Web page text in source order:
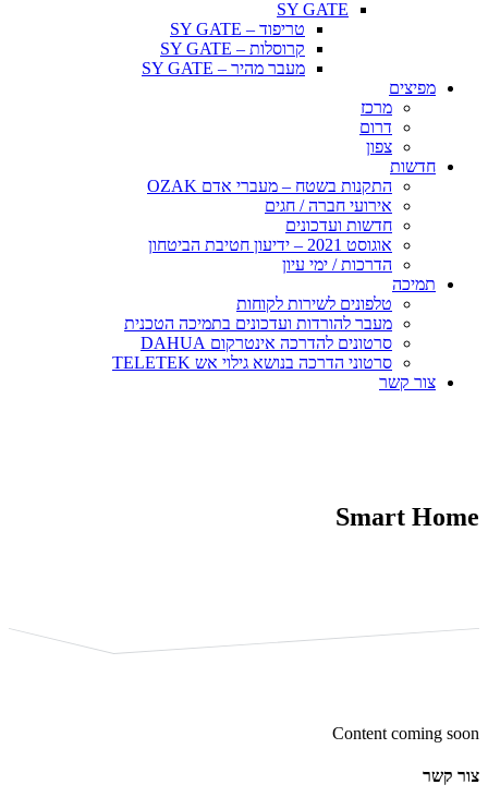
SY GATE
טריפוד – SY GATE
קרוסלות – SY GATE
מעבר מהיר – SY GATE
מפיצים
מרכז
דרום
צפון
חדשות
התקנות בשטח – מעברי אדם OZAK
אירועי חברה / חגים
חדשות ועדכונים
אוגוסט 2021 – ידיעון חטיבת הביטחון
הדרכות / ימי עיון
תמיכה
טלפונים לשירות לקוחות
מעבר להורדות ועדכונים בתמיכה הטכנית
סרטונים להדרכה אינטרקום DAHUA
סרטוני הדרכה בנושא גילוי אש TELETEK
צור קשר
Smart Home
Content coming soon
צור קשר